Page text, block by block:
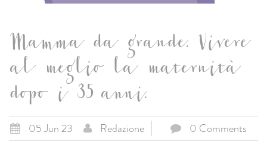
Mamma da grande. Vivere
al meglio la maternità
dopo i 35 anni.
05 Jun 23 Redazione
0 Comments